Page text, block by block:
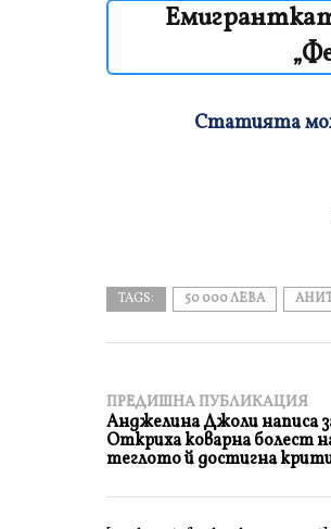
Статията
TAGS: 50 000 ЛЕВА
ПРЕДИШНА ПУБЛИКАЦИЯ
Анджелина Джоли написа
Откриха коварна болест
теглото й достигна